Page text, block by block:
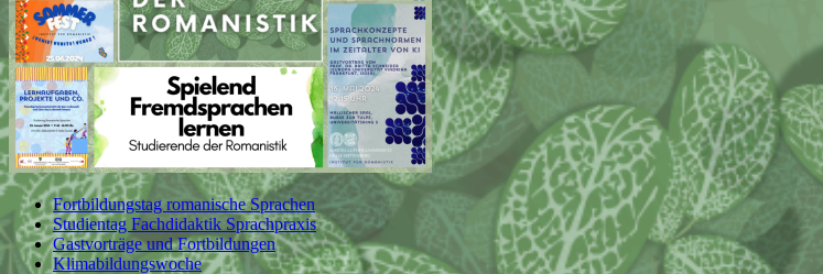
Fortbildungstag romanische Sprachen
Studientag Fachdidaktik Sprachpraxis
Gastvorträge und Fortbildungen
Klimabildungswoche